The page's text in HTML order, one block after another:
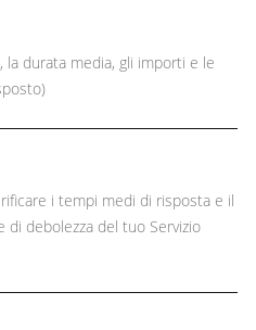
durata media, gli importi e le
i tempi medi di risposta e il
debolezza del tuo Servizio